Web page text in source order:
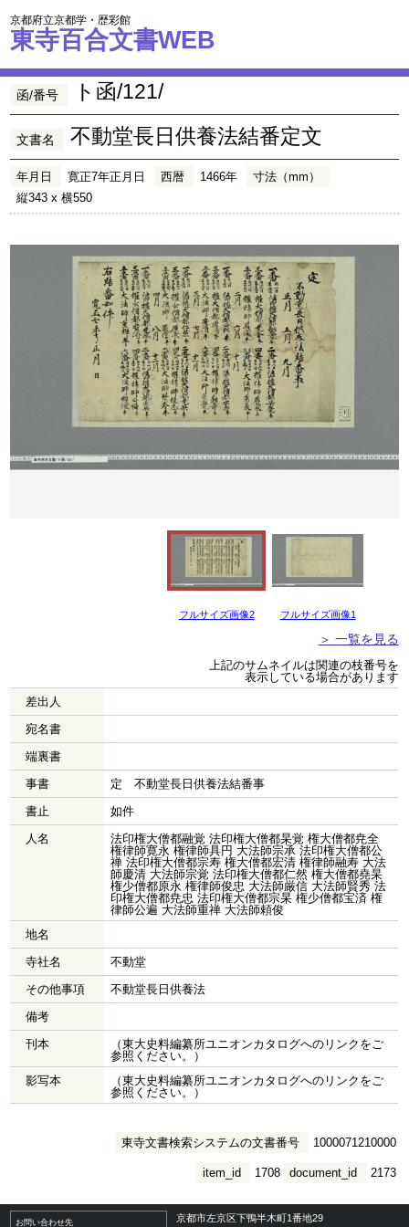
京都府立京都学・歴彩館
東寺百合文書WEB
函/番号 ト函/121/
文書名 不動堂長日供養法結番定文
年月日 寛正7年正月日 西暦 1466年
寸法（mm）
縦343 x 横550
フルサイズ画像2 フルサイズ画像1
＞ 一覧を見る
上記のサムネイルは関連の枝番号を
表示している場合があります
差出人
宛名書
端裏書
事書
定 不動堂長日供養法結番事
書止
如件
人名
法印権大僧都融覚 法印権大僧都杲覚 権大僧都尭全
権律師寛永 権律師具円 大法師宗承 法印権大僧都公
禅 法印権大僧都宗寿 権大僧都宏清 権律師融寿 大法
師慶清 大法師宗覚 法印権大僧都仁然 権大僧都堯杲
権少僧都原永 権律師俊忠 大法師厳信 大法師賢秀 法
印権大僧都尭忠 法印権大僧都宗杲 権少僧都宝済 権
律師公遍 大法師重禅 大法師頼俊
地名
寺社名
不動堂
その他事項
不動堂長日供養法
備考
刊本
（東大史料編纂所ユニオンカタログへのリンクをご
参照ください。）
影写本
（東大史料編纂所ユニオンカタログへのリンクをご
参照ください。）
東寺文書検索システムの文書番号 1000071210000
document_id 2173
item_id 1708
お問い合わせ先 京都市左京区下鴨半木町1番地29